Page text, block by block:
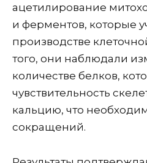
ацетилирование
и ферментов, которые
производстве
того, они наблюдали
количестве белков,
чувствительность
кальцию, что
сокращений.